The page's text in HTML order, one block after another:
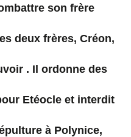
son frère
deux frères, Créon,
. Il ordonne des
Etéocle et interdit
à Polynice,